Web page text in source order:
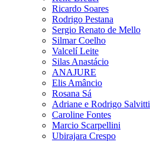
Ricardo Soares
Rodrigo Pestana
Sergio Renato de Mello
Silmar Coelho
Valcelí Leite
Silas Anastácio
ANAJURE
Elis Amâncio
Rosana Sá
Adriane e Rodrigo Salvitti
Caroline Fontes
Marcio Scarpellini
Ubirajara Crespo